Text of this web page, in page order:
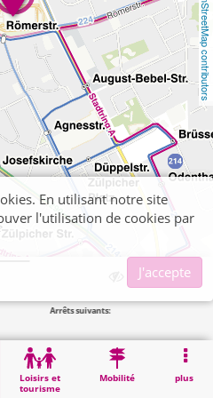
OpenStreetMap contributors
Loisirs et
tourisme
Mobilité plus
Arrêts suivants:
Düren, Berufskolleg
En utilisant notre site
l'utilisation de cookies par
J'accepte